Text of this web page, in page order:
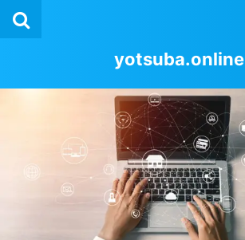
yotsuba.online